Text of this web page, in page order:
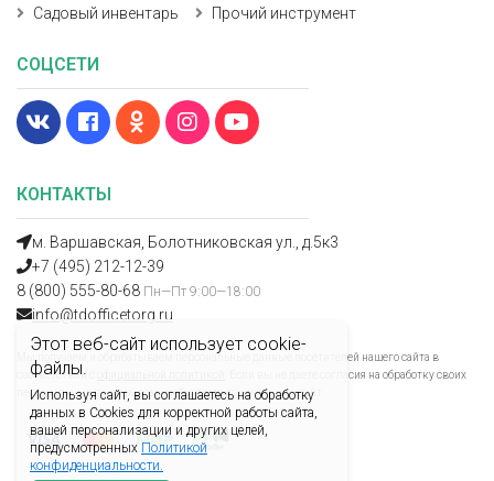
Этот веб-сайт использует cookie-
файлы.
Используя сайт, вы соглашаетесь на обработку
данных в Cookies для корректной работы сайта,
вашей персонализации и других целей,
предусмотренных Политикой
конфиденциальности.
КОНТАКТЫ
м. Варшавская, Болотниковская ул., д.5к3
+7 (495) 212-12-39
8 (800) 555-80-68 Пн—Пт 9:00—18:00
info@tdofficetorg.ru
Мы получаем и обрабатываем персональные данные посетителей нашего сайта в
соответствии с
. Если вы не даете согласия на обработку своих
персональных данных, вам необходимо покинуть наш сайт.
Садовый инвентарь Прочий инструмент
СОЦСЕТИ